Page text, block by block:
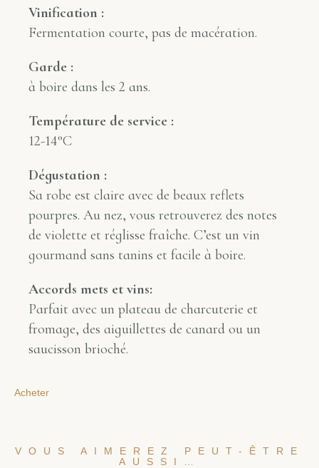
Vinification :
Fermentation courte, pas de macération.
Garde :
à boire dans les 2 ans.
Température de service :
12-14°C
Dégustation :
Sa robe est claire avec de beaux reflets
pourpres. Au nez, vous retrouverez des notes
de violette et réglisse fraîche. C’est un vin
gourmand sans tanins et facile à boire.
Accords mets et vins:
Parfait avec un plateau de charcuterie et
fromage, des aiguillettes de canard ou un
saucisson brioché.
Acheter
VOUS AIMEREZ PEUT-ÊTRE
AUSSI…